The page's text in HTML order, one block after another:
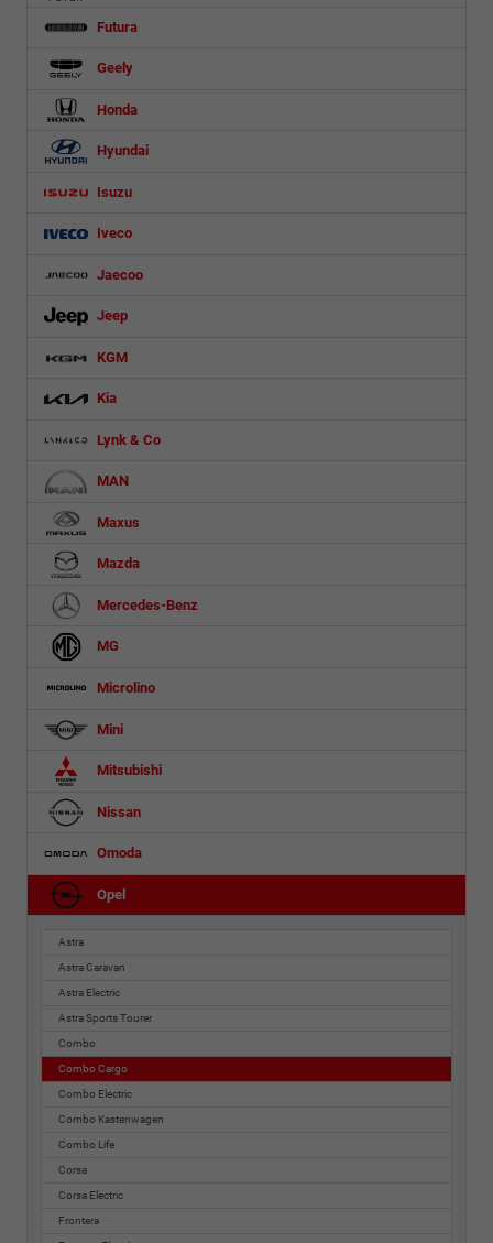
Futura
Geely
Honda
Hyundai
Isuzu
Iveco
Jaecoo
Jeep
KGM
Kia
Lynk & Co
MAN
Maxus
Mazda
Mercedes-Benz
MG
Microlino
Mini
Mitsubishi
Nissan
Omoda
Opel
Astra
Astra Caravan
Astra Electric
Astra Sports Tourer
Combo
Combo Cargo
Combo Electric
Combo Kastenwagen
Combo Life
Corsa
Corsa Electric
Frontera